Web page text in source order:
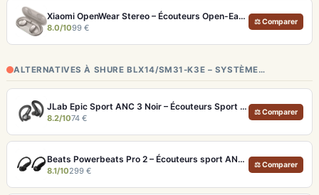
Xiaomi OpenWear Stereo – Écouteurs Open-Ear Hi-Res avec réduction de fuite sonore
8.0/1099 €
⚖ Comparer
ALTERNATIVES À SHURE BLX14/SM31-K3E – SYSTÈME…
JLab Epic Sport ANC 3 Noir – Écouteurs Sport ANC IP66 Double Driver
8.2/1074 €
⚖ Comparer
Beats Powerbeats Pro 2 – Écouteurs sport ANC et Suivi Cardio
8.1/10299 €
⚖ Comparer